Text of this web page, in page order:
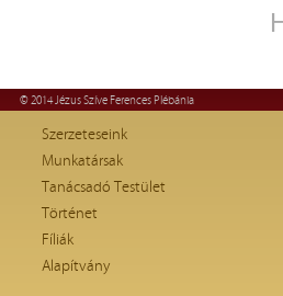
© 2014 Jézus Szíve Ferences Plébánia
Szerzeteseink
Munkatársak
Tanácsadó Testület
Történet
Fíliák
Alapítvány